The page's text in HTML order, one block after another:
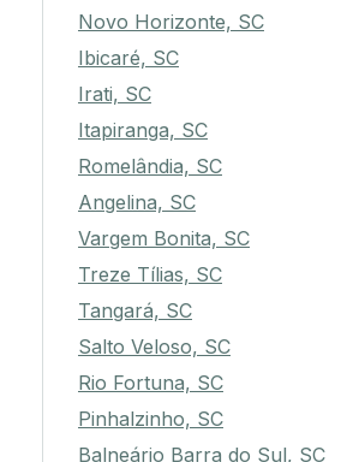
Novo Horizonte, SC
Ibicaré, SC
Irati, SC
Itapiranga, SC
Romelândia, SC
Angelina, SC
Vargem Bonita, SC
Treze Tílias, SC
Tangará, SC
Salto Veloso, SC
Rio Fortuna, SC
Pinhalzinho, SC
Balneário Barra do Sul, SC